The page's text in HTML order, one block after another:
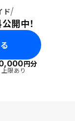
ド
開中！
円分
限あり